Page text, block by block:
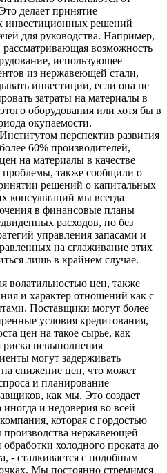
делает принятие
инвестиционных решений
для руководства. Например,
возможность
использующее
из нержавеющей стали,
инвестиции, если она не
затраты на материалы в
оборудования или хотя бы в
окупаемости.
перспектив развития
60% производителей,
на материалы в качестве
проблемы, также сообщили о
решений о капитальных
консультаций мы всегда
в финансовые планы
расходов, но без
управления запасами и
на сглаживание этих
лишь в крайнем случае.
волатильностью цен, также
и характер отношений как с
Поставщики могут более
условия кредитования,
цен на такое сырье, как
риска невыполнения
могут задерживать
на снижение цен, что может
и планирование
как мы. Это создает
и недоверия во всей
которая с гордостью
производства нержавеющей
холодного проката до
- сталкивается с подобным
Мы постоянно стремимся